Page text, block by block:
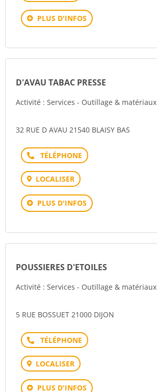
PLUS D'INFOS
D'AVAU TABAC PRESSE
Activité : Services - Outillage & matériaux
32 RUE D AVAU 21540 BLAISY BAS
Téléphone
LOCALISER
PLUS D'INFOS
POUSSIERES D'ETOILES
Activité : Services - Outillage & matériaux
5 RUE BOSSUET 21000 DIJON
Téléphone
LOCALISER
PLUS D'INFOS